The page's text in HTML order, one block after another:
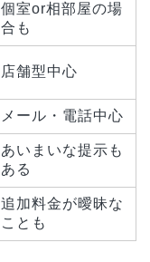
個室or相部屋の場
合も
店舗型中心
メール・電話中心
あいまいな提示も
ある
追加料金が曖昧な
ことも